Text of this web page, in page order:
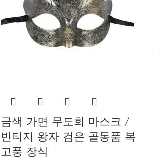
금색 가면 무도회 마스크 /
빈티지 왕자 검은 골동품 복
고풍 장식